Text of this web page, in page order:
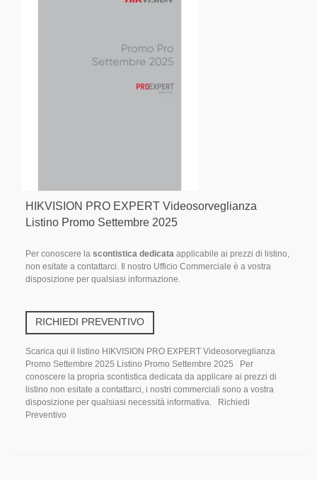
HIKVISION PRO EXPERT Videosorveglianza
Listino Promo Settembre 2025
Per conoscere la scontistica dedicata applicabile ai prezzi di listino,
non esitate a contattarci. Il nostro Ufficio Commerciale è a vostra
disposizione per qualsiasi informazione.
RICHIEDI PREVENTIVO
Scarica qui il listino HIKVISION PRO EXPERT Videosorveglianza
Promo Settembre 2025 Listino Promo Settembre 2025 Per
conoscere la propria scontistica dedicata da applicare ai prezzi di
listino non esitate a contattarci, i nostri commerciali sono a vostra
disposizione per qualsiasi necessità informativa. Richiedi
Preventivo